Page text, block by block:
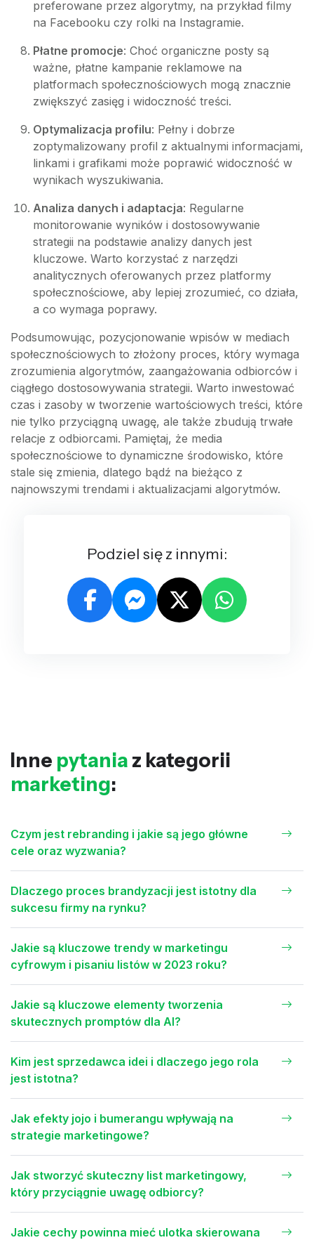
preferowane przez algorytmy, na przykład filmy
na Facebooku czy rolki na Instagramie.
Płatne promocje: Choć organiczne posty są
ważne, płatne kampanie reklamowe na
platformach społecznościowych mogą znacznie
zwiększyć zasięg i widoczność treści.
Optymalizacja profilu: Pełny i dobrze
zoptymalizowany profil z aktualnymi informacjami,
linkami i grafikami może poprawić widoczność w
wynikach wyszukiwania.
Analiza danych i adaptacja: Regularne
monitorowanie wyników i dostosowywanie
strategii na podstawie analizy danych jest
kluczowe. Warto korzystać z narzędzi
analitycznych oferowanych przez platformy
społecznościowe, aby lepiej zrozumieć, co działa,
a co wymaga poprawy.
Podsumowując, pozycjonowanie wpisów w mediach
społecznościowych to złożony proces, który wymaga
zrozumienia algorytmów, zaangażowania odbiorców i
ciągłego dostosowywania strategii. Warto inwestować
czas i zasoby w tworzenie wartościowych treści, które
nie tylko przyciągną uwagę, ale także zbudują trwałe
relacje z odbiorcami. Pamiętaj, że media
społecznościowe to dynamiczne środowisko, które
stale się zmienia, dlatego bądź na bieżąco z
najnowszymi trendami i aktualizacjami algorytmów.
Podziel się z innymi:
Inne pytania z kategorii
marketing:
Czym jest rebranding i jakie są jego główne
cele oraz wyzwania?
Dlaczego proces brandyzacji jest istotny dla
sukcesu firmy na rynku?
Jakie są kluczowe trendy w marketingu
cyfrowym i pisaniu listów w 2023 roku?
Jakie są kluczowe elementy tworzenia
skutecznych promptów dla AI?
Kim jest sprzedawca idei i dlaczego jego rola
jest istotna?
Jak efekty jojo i bumerangu wpływają na
strategie marketingowe?
Jak stworzyć skuteczny list marketingowy,
który przyciągnie uwagę odbiorcy?
Jakie cechy powinna mieć ulotka skierowana